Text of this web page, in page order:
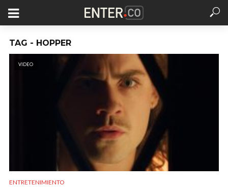
TAG - HOPPER
VIDEO
ENTRETENIMIENTO